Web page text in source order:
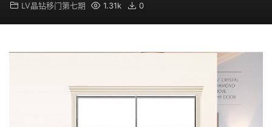
LV晶钻移门第七期 1.31k 0